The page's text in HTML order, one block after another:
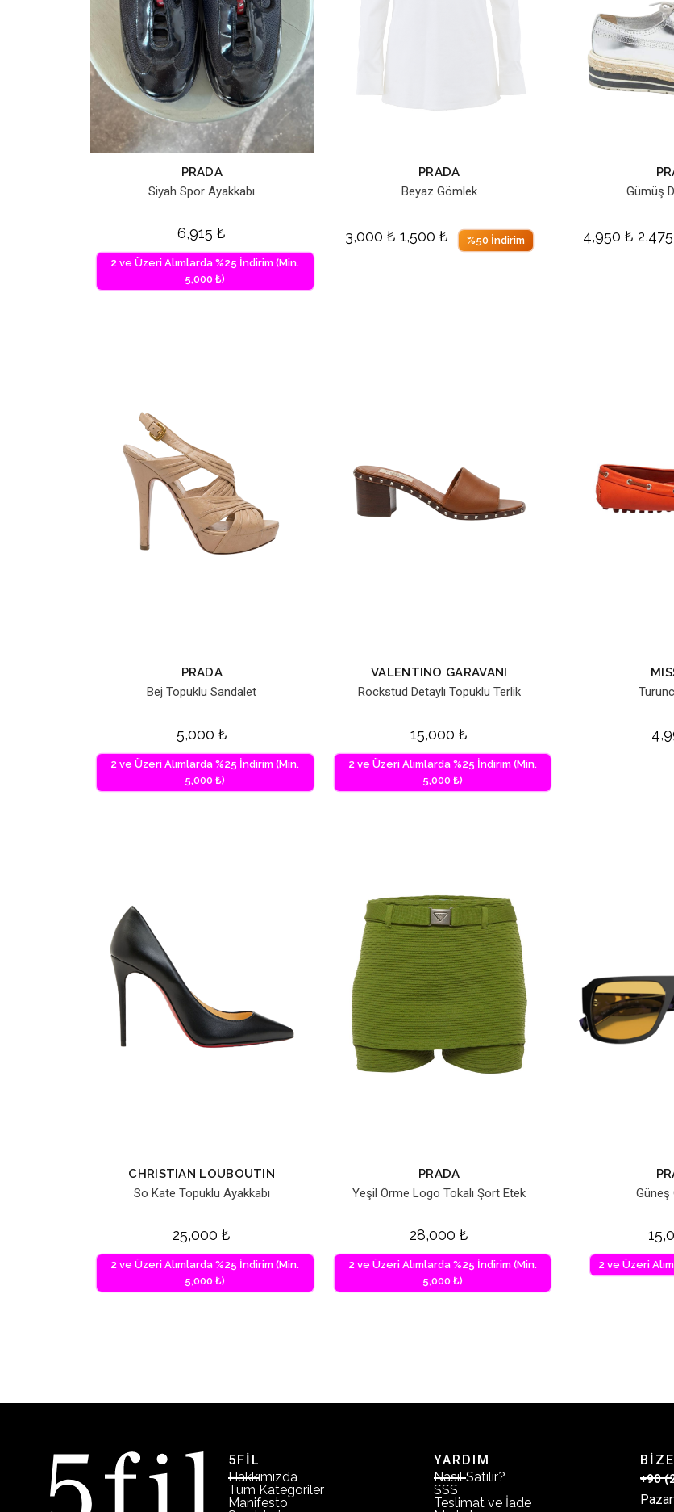
PRADA
Siyah Spor Ayakkabı
6,915₺
2 ve Üzeri Alımlarda %25 İndirim (Min.
5,000 ₺)
PRADA
Beyaz Gömlek
3,000₺ 1,500₺ %50 İndirim
Gümüş
4,950₺ 2,475
PRADA
Bej Topuklu Sandalet
5,000 ₺
2 ve Üzeri Alımlarda %25 İndirim (Min.
5,000 ₺)
VALENTINO GARAVANI
Rockstud Detaylı Topuklu Terlik
15,000₺
2 ve Üzeri Alımlarda %25 İndirim (Min.
5,000 ₺)
CHRISTIAN LOUBOUTIN
So Kate Topuklu Ayakkabı
25,000₺
2 ve Üzeri Alımlarda %25 İndirim (Min.
5,000 ₺)
PRADA
Yeşil Örme Logo Tokalı Şort Etek
28,000₺
2 ve Üzeri Alımlarda %25 İndirim (Min.
5,000 ₺)
Güneş
2 ve Üzeri
5FİL
Hakkımızda
Tüm Kategoriler
Manifesto
YARDIM
Nasıl Satılır?
SSS
Teslimat ve İade
+90